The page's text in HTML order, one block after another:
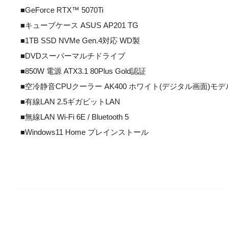
■GeForce RTX™ 5070Ti
■キューブケース ASUS AP201 TG
■1TB SSD NVMe Gen.4対応 WD製
■DVDスーパーマルチドライブ
■850W 電源 ATX3.1 80Plus Gold認証
■空冷静音CPUクーラー AK400 ホワイト(デジタル画面)モデ
■有線LAN 2.5ギガビットLAN
■無線LAN Wi-Fi 6E / Bluetooth 5
■Windows11 Home プレインストール